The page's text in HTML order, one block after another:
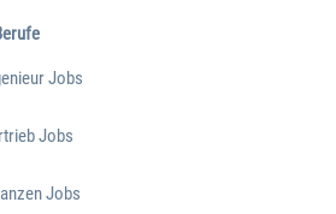
Jobs
Jobs
Jobs